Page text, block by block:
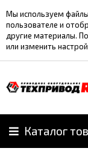
Мы используем
пользователе и
другие материалы.
или изменить
Каталог